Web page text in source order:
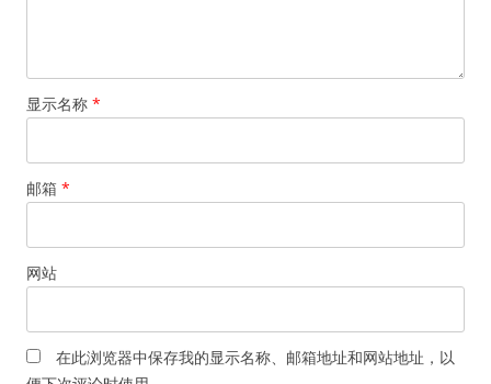
显示名称 *
邮箱 *
网站
在此浏览器中保存我的显示名称、邮箱地址和网站地址，以